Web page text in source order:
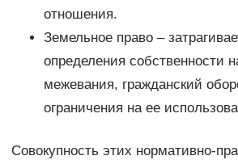
отношения.
Земельное право –
определения собственности
межевания, гражданский
ограничения на ее
Совокупность этих нормативно-